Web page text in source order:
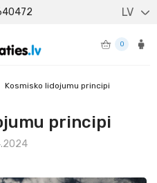
LV
0
Kosmisko lidojumu principi
principi